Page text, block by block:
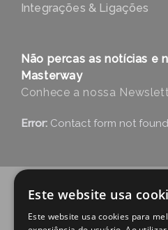
Integrações & Ligações
Não percas as notícias e
Masterway
Conhece a nossa
Error: Contact form not
Este website usa
Este website usa cookies para